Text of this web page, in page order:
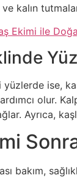
ve kalın
Ekimi ile
ise,
olur.
Ayrıca,
bakım,